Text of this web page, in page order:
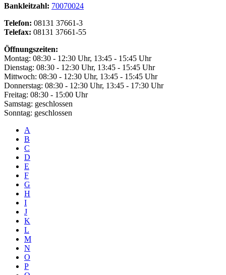
Bankleitzahl: 70070024
Telefon: 08131 37661-3
Telefax: 08131 37661-55
Öffnungszeiten:
Montag: 08:30 - 12:30 Uhr, 13:45 - 15:45 Uhr
Dienstag: 08:30 - 12:30 Uhr, 13:45 - 15:45 Uhr
Mittwoch: 08:30 - 12:30 Uhr, 13:45 - 15:45 Uhr
Donnerstag: 08:30 - 12:30 Uhr, 13:45 - 17:30 Uhr
Freitag: 08:30 - 15:00 Uhr
Samstag: geschlossen
Sonntag: geschlossen
A
B
C
D
E
F
G
H
I
J
K
L
M
N
O
P